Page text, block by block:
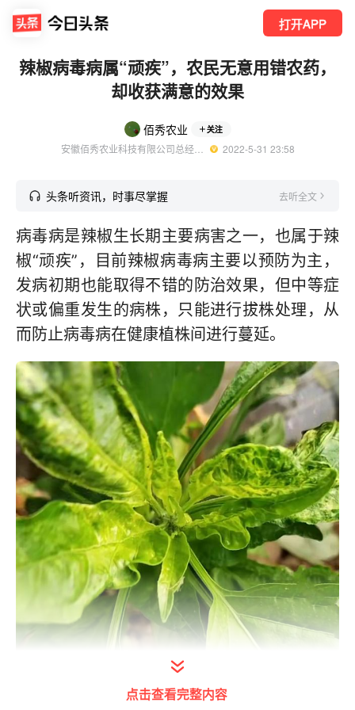
打开APP
辣椒病毒病属“顽疾”，农民无意用错农药，
却收获满意的效果
佰秀农业 关注
安徽佰秀农业科技有限公司总经理 优质三农领域创作者
  2022-5-31 23:58
头条听资讯，时事尽掌握 去听全文
病毒病是辣椒生长期主要病害之一，也属于辣
椒“顽疾”，目前辣椒病毒病主要以预防为主，
发病初期也能取得不错的防治效果，但中等症
状或偏重发生的病株，只能进行拔株处理，从
而防止病毒病在健康植株间进行蔓延。
打开今日头条查看图片详情
点击查看完整内容